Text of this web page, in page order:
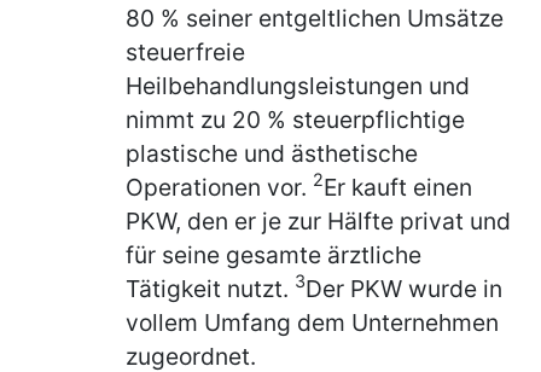
80 % seiner entgeltlichen Umsätze
steuerfreie
Heilbehandlungsleistungen und
nimmt zu 20 % steuerpflichtige
plastische und ästhetische
Operationen vor. 2Er kauft einen
PKW, den er je zur Hälfte privat und
für seine gesamte ärztliche
Tätigkeit nutzt. 3Der PKW wurde in
vollem Umfang dem Unternehmen
zugeordnet.